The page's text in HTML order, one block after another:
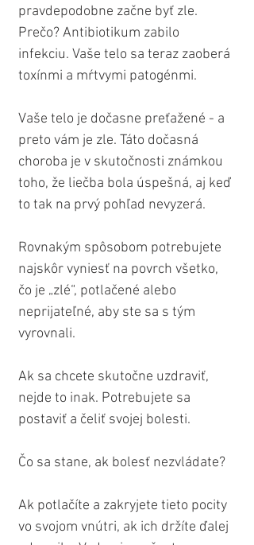
pravdepodobne začne byť zle.
Prečo? Antibiotikum zabilo
infekciu. Vaše telo sa teraz zaoberá
toxínmi a mŕtvymi patogénmi.
Vaše telo je dočasne preťažené - a
preto vám je zle. Táto dočasná
choroba je v skutočnosti známkou
toho, že liečba bola úspešná, aj keď
to tak na prvý pohľad nevyzerá.
Rovnakým spôsobom potrebujete
najskôr vyniesť na povrch všetko,
čo je „zlé“, potlačené alebo
neprijateľné, aby ste sa s tým
vyrovnali.
Ak sa chcete skutočne uzdraviť,
nejde to inak. Potrebujete sa
postaviť a čeliť svojej bolesti.
Čo sa stane, ak bolesť nezvládate?
Ak potlačíte a zakryjete tieto pocity
vo svojom vnútri, ak ich držíte ďalej